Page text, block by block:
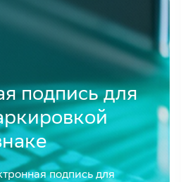
подпись для
подпись для